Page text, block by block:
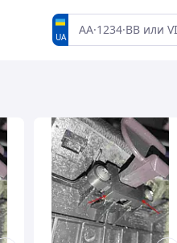
UA